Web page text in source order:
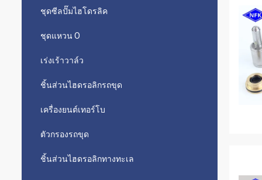
ชุดซีลปั๊มไฮโดรลิค
ชุดแหวน O
เร่งเร้าวาล์ว
ชิ้นส่วนไฮดรอลิกรถขุด
เครื่องยนต์เทอร์โบ
ตัวกรองรถขุด
ชิ้นส่วนไฮดรอลิกทางทะเล